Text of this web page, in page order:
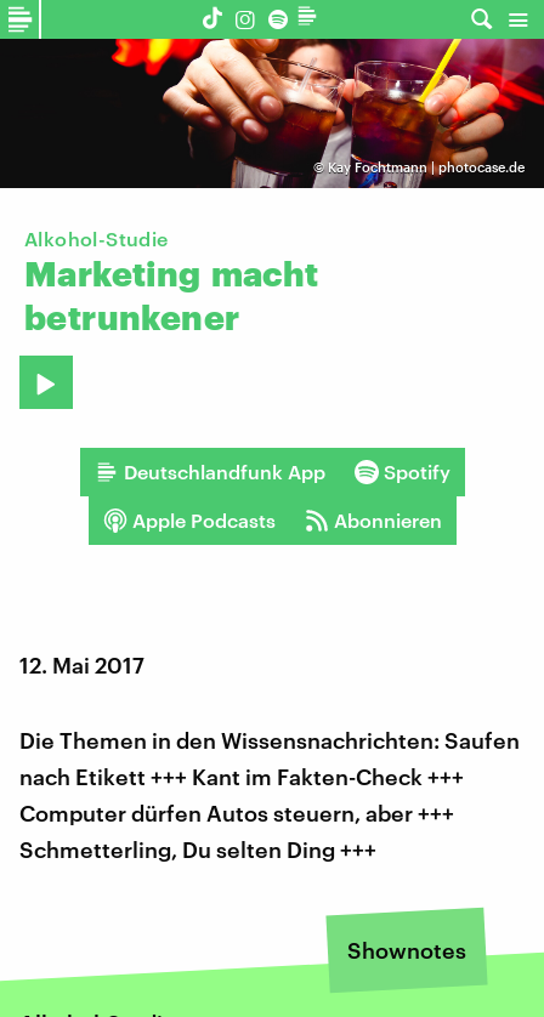
©Kay Fochtmann | photocase.de
Alkohol-Studie
Marketing macht
betrunkener
Deutschlandfunk App Spotify
Apple Podcasts Abonnieren
12. Mai 2017
Die Themen in den Wissensnachrichten: Saufen
nach Etikett +++ Kant im Fakten-Check +++
Computer dürfen Autos steuern, aber +++
Schmetterling, Du selten Ding +++
Shownotes